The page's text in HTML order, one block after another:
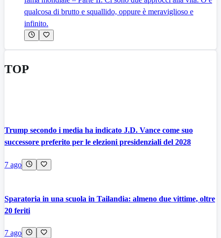
qualcosa di brutto e squallido, oppure è meraviglioso e
infinito.
TOP
Trump secondo i media ha indicato J.D. Vance come suo
successore preferito per le elezioni presidenziali del 2028
7 ago
Sparatoria in una scuola in Tailandia: almeno due vittime, oltre
20 feriti
7 ago